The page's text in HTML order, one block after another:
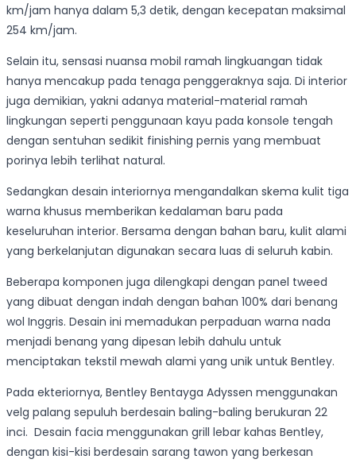
km/jam hanya dalam 5,3 detik, dengan kecepatan maksimal
254 km/jam.
Selain itu, sensasi nuansa mobil ramah lingkuangan tidak
hanya mencakup pada tenaga penggeraknya saja. Di interior
juga demikian, yakni adanya material-material ramah
lingkungan seperti penggunaan kayu pada konsole tengah
dengan sentuhan sedikit finishing pernis yang membuat
porinya lebih terlihat natural.
Sedangkan desain interiornya mengandalkan skema kulit tiga
warna khusus memberikan kedalaman baru pada
keseluruhan interior. Bersama dengan bahan baru, kulit alami
yang berkelanjutan digunakan secara luas di seluruh kabin.
Beberapa komponen juga dilengkapi dengan panel tweed
yang dibuat dengan indah dengan bahan 100% dari benang
wol Inggris. Desain ini memadukan perpaduan warna nada
menjadi benang yang dipesan lebih dahulu untuk
menciptakan tekstil mewah alami yang unik untuk Bentley.
Pada ekteriornya, Bentley Bentayga Adyssen menggunakan
velg palang sepuluh berdesain baling-baling berukuran 22
inci. Desain facia menggunakan grill lebar kahas Bentley,
dengan kisi-kisi berdesain sarang tawon yang berkesan